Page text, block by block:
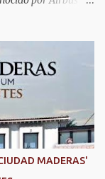
Este encuentro
internacionales y
intercambiar
en la
señaló que este
la
modelos
al C5i de
MADERAS'